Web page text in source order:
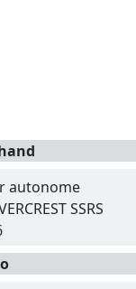
autonome
SSRS